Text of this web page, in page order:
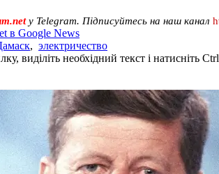
у Telegram. Підписуйтесь на наш канал
в Google News
, электричество
виділіть необхідний текст і натисніть